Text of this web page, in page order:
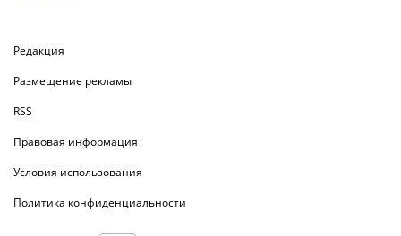
Редакция
Размещение рекламы
RSS
Правовая информация
Условия использования
Политика конфиденциальности